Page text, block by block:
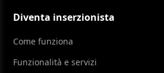
Diventa inserzionista
Come funziona
Funzionalità e servizi